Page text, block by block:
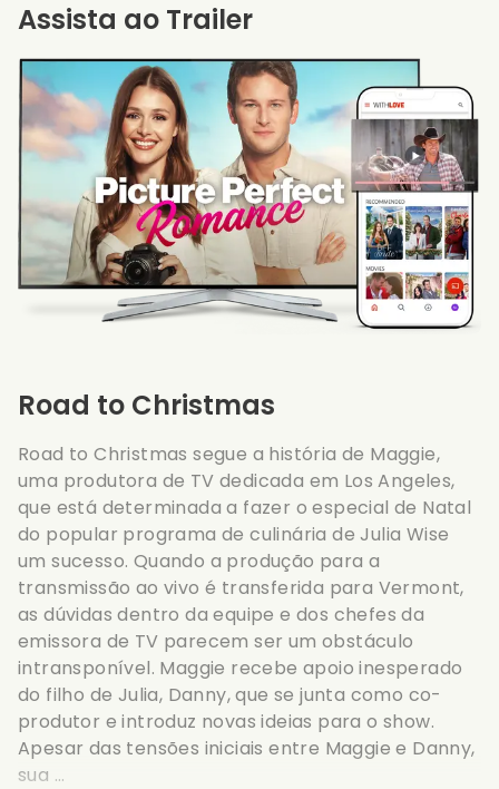
Road to Christmas
Road to Christmas segue a história de Maggie,
uma produtora de TV dedicada em Los Angeles,
que está determinada a fazer o especial de Natal
do popular programa de culinária de Julia Wise
um sucesso. Quando a produção para a
transmissão ao vivo é transferida para Vermont,
as dúvidas dentro da equipe e dos chefes da
emissora de TV parecem ser um obstáculo
intransponível. Maggie recebe apoio inesperado
do filho de Julia, Danny, que se junta como co-
produtor e introduz novas ideias para o show.
Apesar das tensões iniciais entre Maggie e Danny,
sua ...
Assista ao Trailer